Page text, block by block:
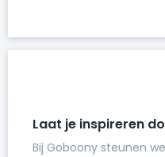
Laat je inspireren
Bij Goboony steunen